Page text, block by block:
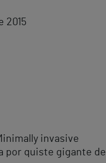
2015
invasive
por quiste gigante de